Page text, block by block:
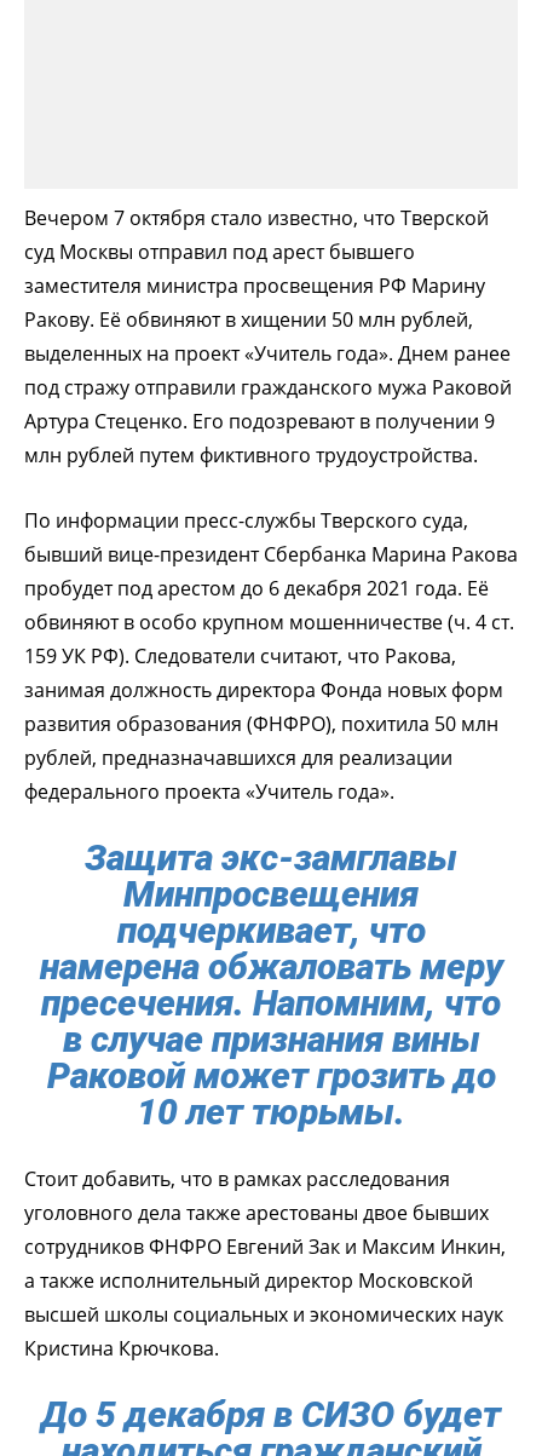
Вечером 7 октября стало известно, что Тверской
суд Москвы отправил под арест бывшего
заместителя министра просвещения РФ Марину
Ракову. Её обвиняют в хищении 50 млн рублей,
выделенных на проект «Учитель года». Днем ранее
под стражу отправили гражданского мужа Раковой
Артура Стеценко. Его подозревают в получении 9
млн рублей путем фиктивного трудоустройства.
По информации пресс-службы Тверского суда,
бывший вице-президент Сбербанка Марина Ракова
пробудет под арестом до 6 декабря 2021 года. Её
обвиняют в особо крупном мошенничестве (ч. 4 ст.
159 УК РФ). Следователи считают, что Ракова,
занимая должность директора Фонда новых форм
развития образования (ФНФРО), похитила 50 млн
рублей, предназначавшихся для реализации
федерального проекта «Учитель года».
Защита экс-замглавы
Минпросвещения
подчеркивает, что
намерена обжаловать меру
пресечения. Напомним, что
в случае признания вины
Раковой может грозить до
10 лет тюрьмы.
Стоит добавить, что в рамках расследования
уголовного дела также арестованы двое бывших
сотрудников ФНФРО Евгений Зак и Максим Инкин,
а также исполнительный директор Московской
высшей школы социальных и экономических наук
Кристина Крючкова.
До 5 декабря в СИЗО будет